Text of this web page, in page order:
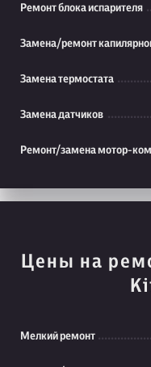
Ремонт блока испарителя
Замена/ремонт
Замена термостата
Замена датчиков
Ремонт/замена мотор-
Цены на
Мелкий ремонт